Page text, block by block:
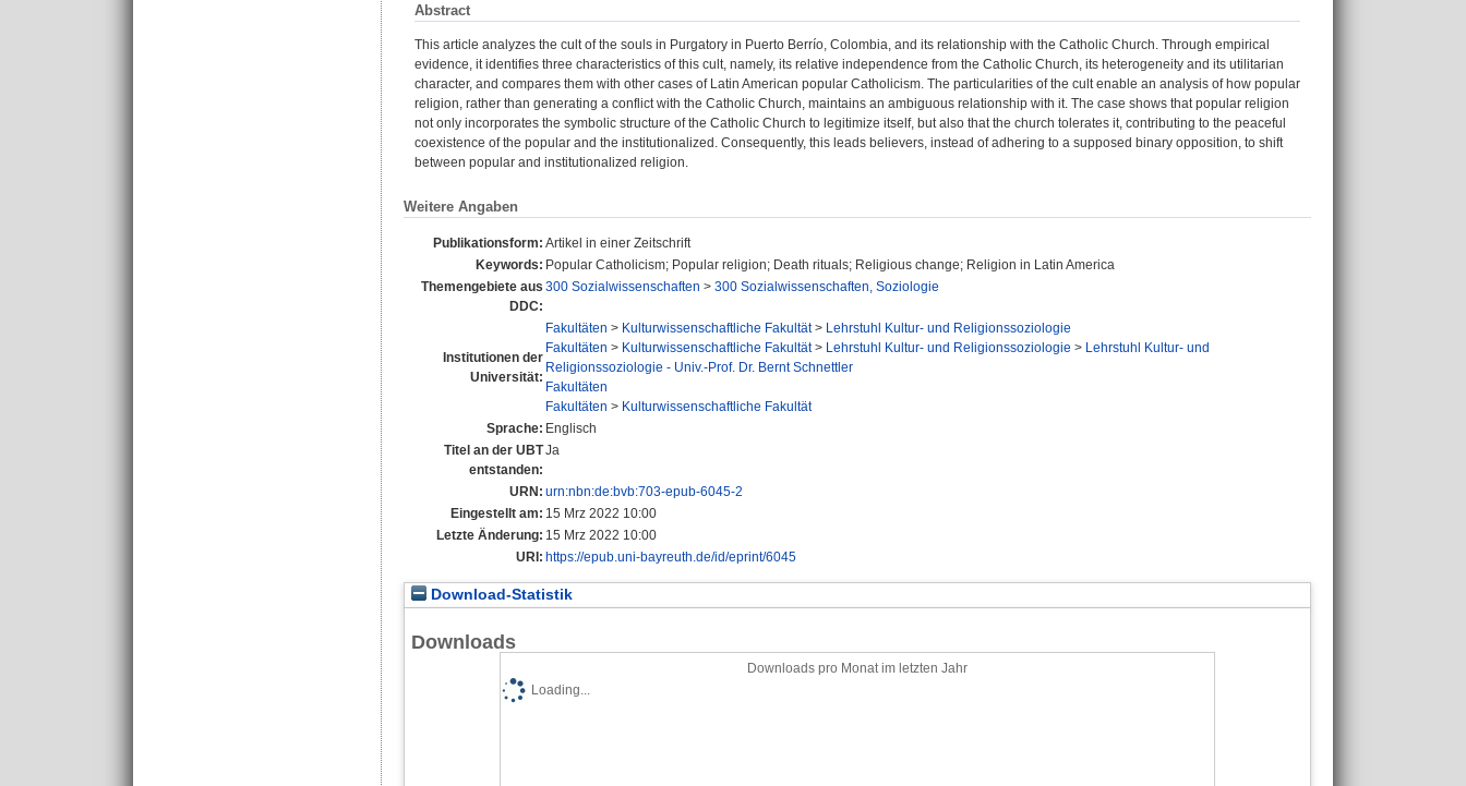
Abstract
This article analyzes the cult of the souls in Purgatory in Puerto Berrío, Colombia, and its relationship with the Catholic Church. Through empirical
evidence, it identifies three characteristics of this cult, namely, its relative independence from the Catholic Church, its heterogeneity and its utilitarian
character, and compares them with other cases of Latin American popular Catholicism. The particularities of the cult enable an analysis of how popular
religion, rather than generating a conflict with the Catholic Church, maintains an ambiguous relationship with it. The case shows that popular religion
not only incorporates the symbolic structure of the Catholic Church to legitimize itself, but also that the church tolerates it, contributing to the peaceful
coexistence of the popular and the institutionalized. Consequently, this leads believers, instead of adhering to a supposed binary opposition, to shift
between popular and institutionalized religion.
Weitere Angaben
Publikationsform: Artikel in einer Zeitschrift
Keywords: Popular Catholicism; Popular religion; Death rituals; Religious change; Religion in Latin America
Themengebiete aus
DDC:
300 Sozialwissenschaften > 300 Sozialwissenschaften, Soziologie
Institutionen der
Universität:
Fakultäten > Kulturwissenschaftliche Fakultät> Lehrstuhl Kultur- und Religionssoziologie
Fakultäten > Kulturwissenschaftliche Fakultät> Lehrstuhl Kultur- und Religionssoziologie > Lehrstuhl Kultur- und
Religionssoziologie - Univ.-Prof. Dr. Bernt Schnettler
Fakultäten
Fakultäten > Kulturwissenschaftliche Fakultät
Sprache: Englisch
Titel an der UBT
entstanden:
Ja
URN: urn:nbn:de:bvb:703-epub-6045-2
Eingestellt am: 15 Mrz 2022 10:00
Letzte Änderung: 15 Mrz 2022 10:00
URI: https://epub.uni-bayreuth.de/id/eprint/6045
Download-Statistik
Downloads
Downloads pro Monat im letzten Jahr
Loading...